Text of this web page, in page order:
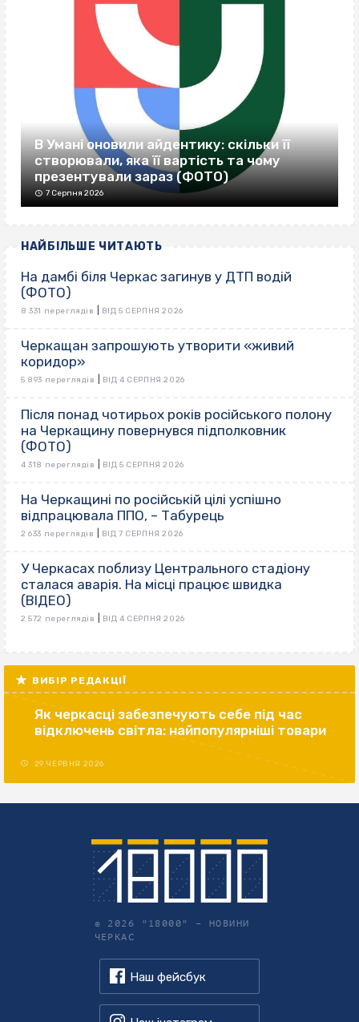
В Умані оновили айдентику: скільки її
створювали, яка її вартість та чому
презентували зараз (ФОТО)
7 Серпня 2026
НАЙБІЛЬШЕ ЧИТАЮТЬ
На дамбі біля Черкас загинув у ДТП водій
(ФОТО)
8 331 переглядів ВІД 5 СЕРПНЯ 2026
Черкащан запрошують утворити «живий
коридор»
5 893 переглядів ВІД 4 СЕРПНЯ 2026
Після понад чотирьох років російського полону
на Черкащину повернувся підполковник
(ФОТО)
4 318 переглядів ВІД 5 СЕРПНЯ 2026
На Черкащині по російській цілі успішно
відпрацювала ППО, – Табурець
2 633 переглядів ВІД 7 СЕРПНЯ 2026
У Черкасах поблизу Центрального стадіону
сталася аварія. На місці працює швидка
(ВІДЕО)
2 572 переглядів ВІД 4 СЕРПНЯ 2026
ВИБІР РЕДАКЦІЇ
Як черкасці забезпечують себе під час
відключень світла: найпопулярніші товари
29 ЧЕРВНЯ 2026
© 2026 "18000" – НОВИНИ
ЧЕРКАС
Наш фейсбук